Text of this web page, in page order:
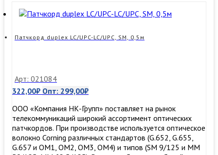
Патчкорд duplex LC/UPC-LC/UPC, SM, 0,5м
Арт: 021084
322,00₽ Опт: 299,00₽
ООО «Компания НК-Групп» поставляет на рынок
телекоммуникаций широкий ассортимент оптических
патчкордов. При производстве используется оптическое
волокно Corning различных стандартов (G.652, G.655,
G.657 и OM1, OM2, OM3, ОМ4) и типов (SM 9/125 и MM